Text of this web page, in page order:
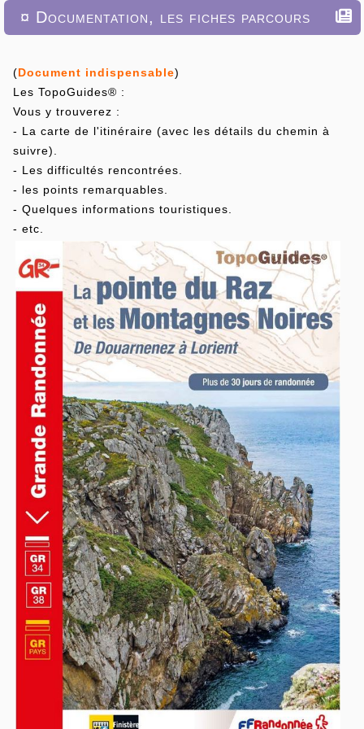
¤ Documentation, les fiches parcours
(Document indispensable)
Les TopoGuides® :
Vous y trouverez :
- La carte de l'itinéraire (avec les détails du chemin à
suivre).
- Les difficultés rencontrées.
- les points remarquables.
- Quelques informations touristiques.
- etc.